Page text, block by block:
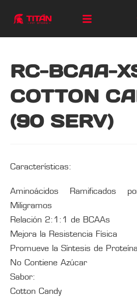
RC-BCAA-
COTTON
(90 SERV)
Características:
Aminoácidos Ramificados
Miligramos
Relación 2:1:1 de BCAAs
Mejora la Resistencia Física
Promueve la Síntesis de
No Contiene Azúcar
Sabor:
Cotton Candy